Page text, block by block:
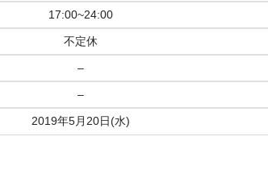
17:00~24:00
不定休
–
–
2019年5月20日(水)